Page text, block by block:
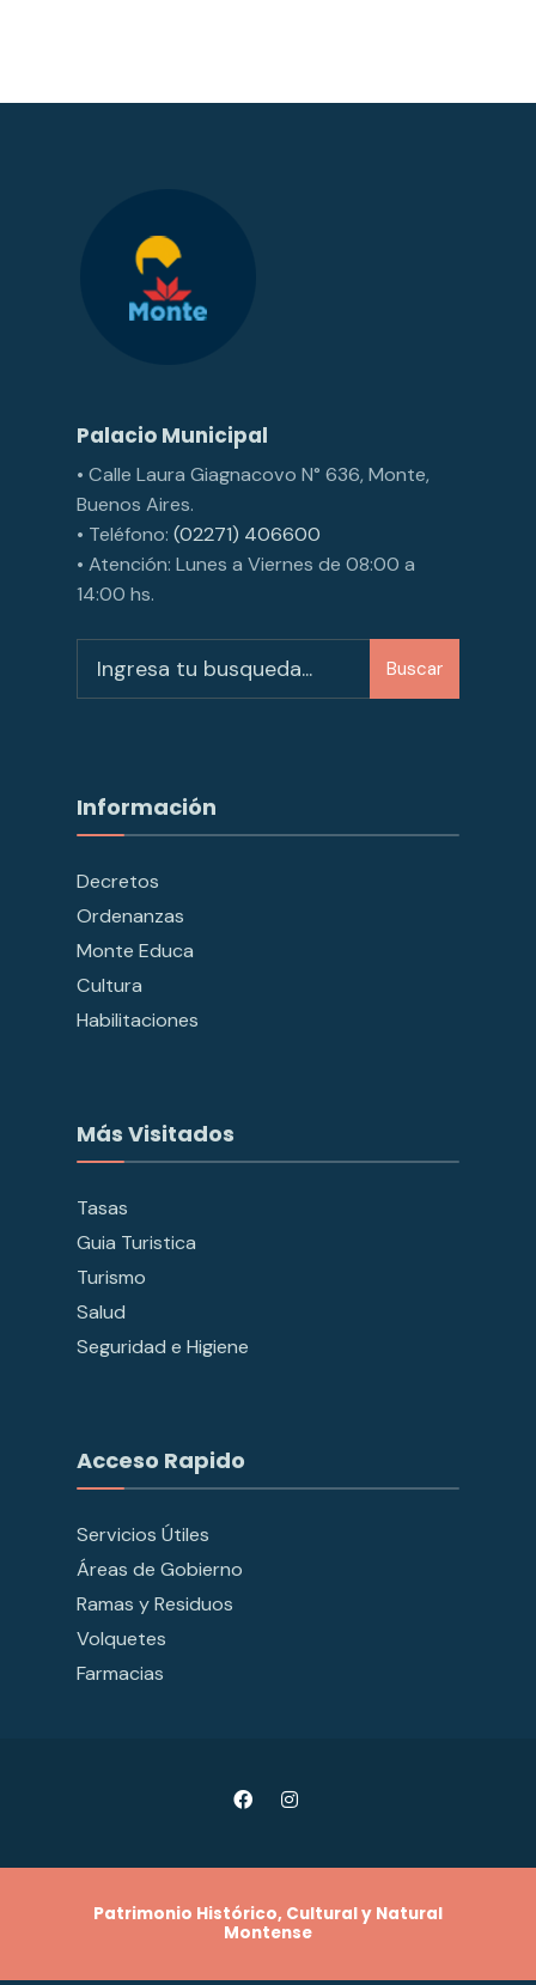
Palacio Municipal
• Calle Laura Giagnacovo N° 636, Monte,
Buenos Aires.
• Teléfono: (02271) 406600
• Atención: Lunes a Viernes de 08:00 a
14:00 hs.
Buscar
Información
Decretos
Ordenanzas
Monte Educa
Cultura
Habilitaciones
Más Visitados
Tasas
Guia Turistica
Turismo
Salud
Seguridad e Higiene
Acceso Rapido
Servicios Útiles
Áreas de Gobierno
Ramas y Residuos
Volquetes
Farmacias
Patrimonio Histórico, Cultural y Natural
Montense